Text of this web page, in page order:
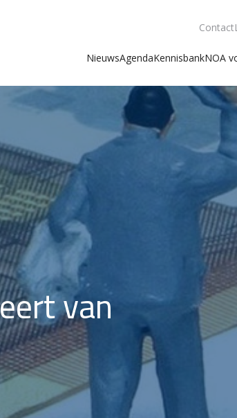
Contact
NieuwsAgendaKennisbankNOA
van